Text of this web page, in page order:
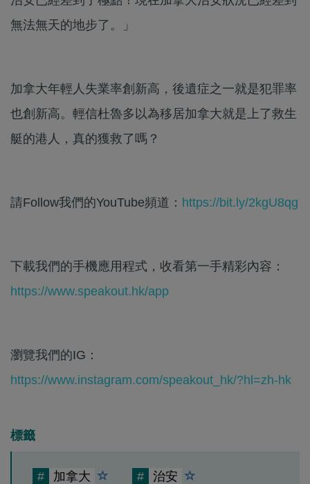
無法無天的地步了。」
加拿大年輕人失業率創新高，後遺症之一就是犯罪率
也創新高。輕信杜魯多以為移居加拿大就是上了救生
艇的港人，真的獲救了嗎？
請Follow我們的YouTube頻道： https://bit.ly/2kgU8qg
下載我們的手機應用程式，收看第一手精彩內容：
https://www.speakout.hk/app
瀏覽我們的IG：
https://www.instagram.com/speakout_hk/?hl=zh-hk
標籤
# 加拿大 # 治安